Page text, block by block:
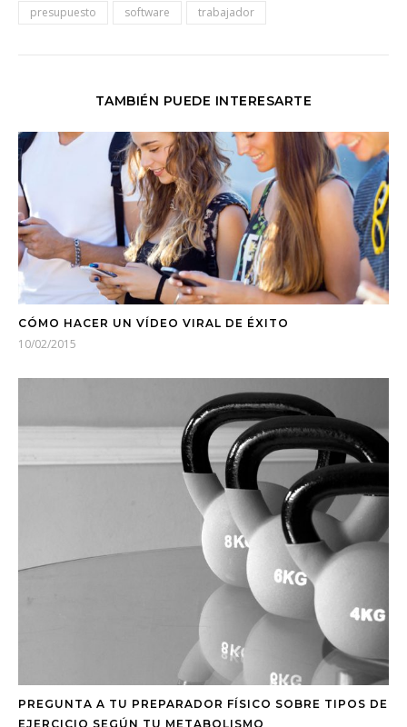
presupuesto
software trabajador
TAMBIÉN PUEDE INTERESARTE
CÓMO HACER UN VÍDEO VIRAL DE ÉXITO
10/02/2015
PREGUNTA A TU PREPARADOR FÍSICO SOBRE TIPOS DE
EJERCICIO SEGÚN TU METABOLISMO